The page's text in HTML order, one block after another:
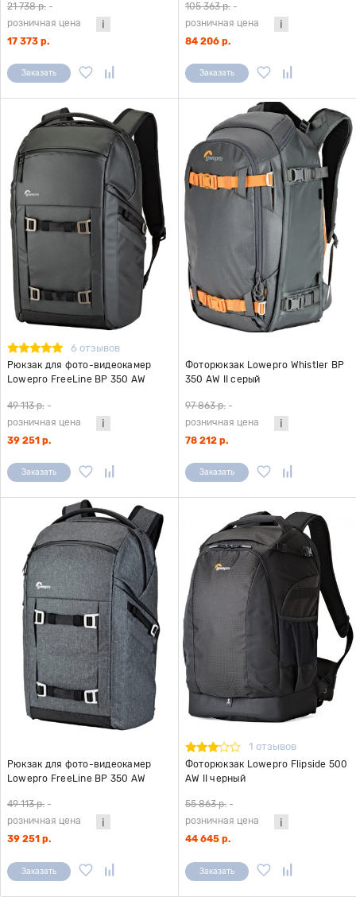
21 738 р. -
розничная цена
17 373 р.
Заказать
105 363 р. -
розничная цена
84 206 р.
Заказать
6 отзывов
Рюкзак для фото-видеокамер
Lowepro FreeLine BP 350 AW
49 113 р. -
розничная цена
39 251 р.
Заказать
Фоторюкзак Lowepro Whistler BP
350 AW II серый
97 863 р. -
розничная цена
78 212 р.
Заказать
Рюкзак для фото-видеокамер
Lowepro FreeLine BP 350 AW
49 113 р. -
розничная цена
39 251 р.
Заказать
1 отзывов
Фоторюкзак Lowepro Flipside 500
AW II черный
55 863 р. -
розничная цена
44 645 р.
Заказать